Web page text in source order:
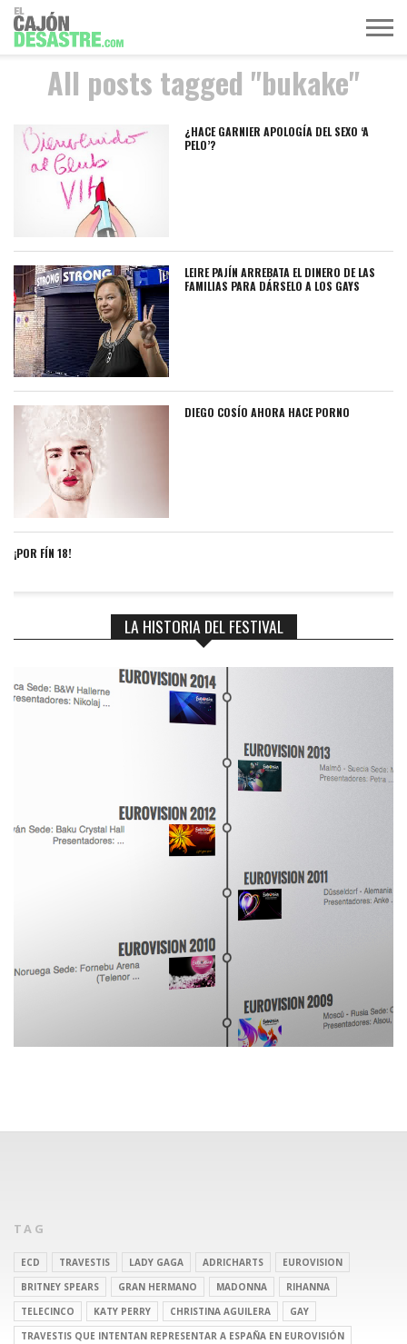
MÚSICA
TELEVISIÓN
POLÍTICA
ACTUALIDAD
EUROVISIÓN
All posts tagged "bukake"
¿HACE GARNIER APOLOGÍA DEL SEXO ‘A
PELO’?
LEIRE PAJÍN ARREBATA EL DINERO DE LAS
FAMILIAS PARA DÁRSELO A LOS GAYS
DIEGO COSÍO AHORA HACE PORNO
¡POR FÍN 18!
LA HISTORIA DEL FESTIVAL
TAG
ECD TRAVESTIS LADY GAGA ADRICHARTS
EUROVISION
BRITNEY SPEARS
GRAN HERMANO MADONNA
RIHANNA
TELECINCO
KATY PERRY CHRISTINA AGUILERA
GAY
TRAVESTIS QUE INTENTAN REPRESENTAR A ESPAÑA EN EUROVISIÓN